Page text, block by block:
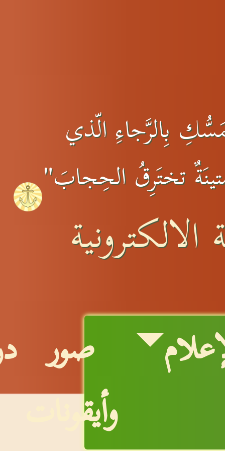
بِالرَّجاءِ الّذي
تختَرِقُ الحِجابَ"
صور
وأيقونات